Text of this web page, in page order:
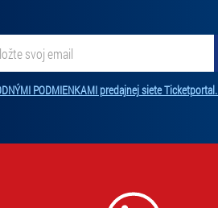
zdieľaná s tretími stranami.
PODMIENKAMI predajnej siete Ticketportal.